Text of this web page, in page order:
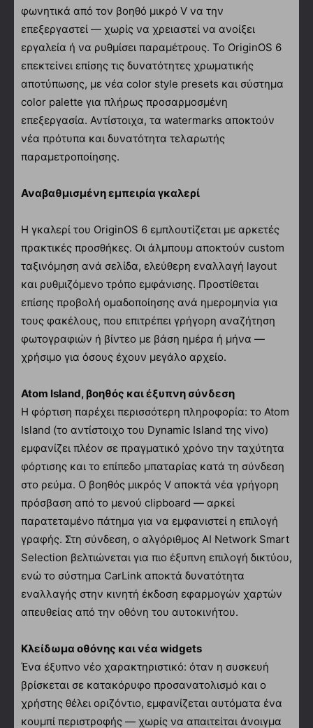
φωνητικά από τον βοηθό μικρό V να την
επεξεργαστεί — χωρίς να χρειαστεί να ανοίξει
εργαλεία ή να ρυθμίσει παραμέτρους. Το OriginOS 6
επεκτείνει επίσης τις δυνατότητες χρωματικής
αποτύπωσης, με νέα color style presets και σύστημα
color palette για πλήρως προσαρμοσμένη
επεξεργασία. Αντίστοιχα, τα watermarks αποκτούν
νέα πρότυπα και δυνατότητα τελαρωτής
παραμετροποίησης.
Αναβαθμισμένη εμπειρία γκαλερί
Η γκαλερί του OriginOS 6 εμπλουτίζεται με αρκετές
πρακτικές προσθήκες. Οι άλμπουμ αποκτούν custom
ταξινόμηση ανά σελίδα, ελεύθερη εναλλαγή layout
και ρυθμιζόμενο τρόπο εμφάνισης. Προστίθεται
επίσης προβολή ομαδοποίησης ανά ημερομηνία για
τους φακέλους, που επιτρέπει γρήγορη αναζήτηση
φωτογραφιών ή βίντεο με βάση ημέρα ή μήνα —
χρήσιμο για όσους έχουν μεγάλο αρχείο.
Atom Island, βοηθός και έξυπνη σύνδεση
Η φόρτιση παρέχει περισσότερη πληροφορία: το Atom
Island (το αντίστοιχο του Dynamic Island της vivo)
εμφανίζει πλέον σε πραγματικό χρόνο την ταχύτητα
φόρτισης και το επίπεδο μπαταρίας κατά τη σύνδεση
στο ρεύμα. Ο βοηθός μικρός V αποκτά νέα γρήγορη
πρόσβαση από το μενού clipboard — αρκεί
παρατεταμένο πάτημα για να εμφανιστεί η επιλογή
γραφής. Στη σύνδεση, ο αλγόριθμος AI Network Smart
Selection βελτιώνεται για πιο έξυπνη επιλογή δικτύου,
ενώ το σύστημα CarLink αποκτά δυνατότητα
εναλλαγής στην κινητή έκδοση εφαρμογών χαρτών
απευθείας από την οθόνη του αυτοκινήτου.
Κλείδωμα οθόνης και νέα widgets
Ένα έξυπνο νέο χαρακτηριστικό: όταν η συσκευή
βρίσκεται σε κατακόρυφο προσανατολισμό και ο
χρήστης θέλει οριζόντιο, εμφανίζεται αυτόματα ένα
κουμπί περιστροφής — χωρίς να απαιτείται άνοιγμα